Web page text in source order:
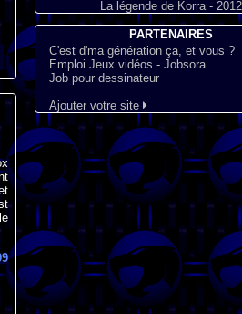
La légende de Korra - 2012
PARTENAIRES
C'est d'ma génération ça, et vous ?
Emploi Jeux vidéos - Jobsora
Job pour dessinateur
Ajouter votre site